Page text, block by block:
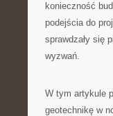
konieczność
podejścia do
sprawdzały się
wyzwań.
W tym artykule
geotechnikę w